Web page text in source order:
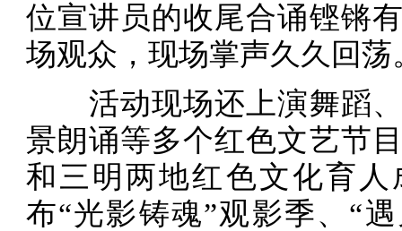
位宣讲员的收尾合诵铿锵
场观众，现场掌声久久回荡
活动现场还上演舞蹈、
景朗诵等多个红色文艺节
和三明两地红色文化育
布“光影铸魂”观影季、“